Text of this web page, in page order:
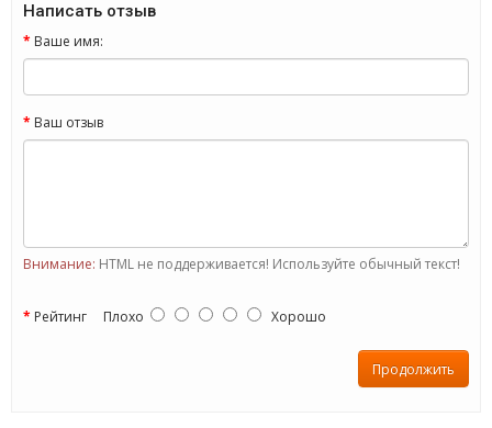
Написать отзыв
Ваше имя:
Ваш отзыв
Внимание: HTML не поддерживается! Используйте обычный текст!
Рейтинг Плохо Хорошо
Продолжить